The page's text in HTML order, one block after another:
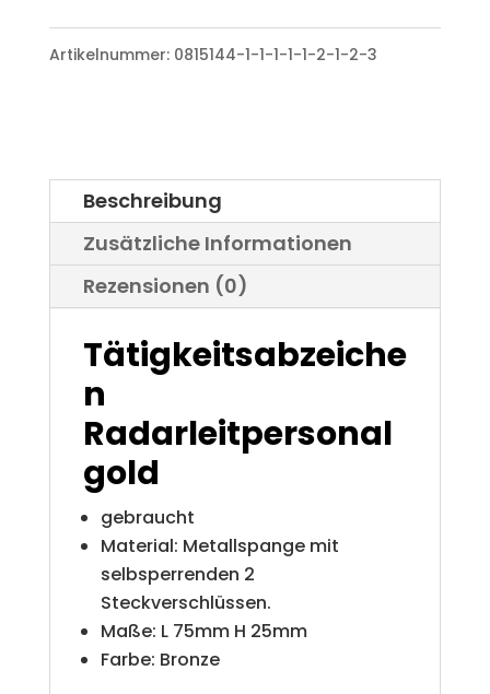
Bundeswehr
Artikelnummer: 0815144-1-1-1-1-1-2-1-2-3
Beschreibung
Zusätzliche Informationen
Rezensionen (0)
Tätigkeitsabzeiche
n
Radarleitpersonal
gold
gebraucht
Material: Metallspange mit
selbsperrenden 2
Steckverschlüssen.
Maße: L 75mm H 25mm
Farbe: Bronze